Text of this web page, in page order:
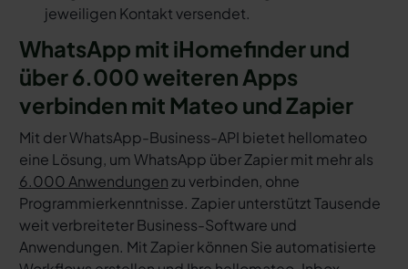
jeweiligen Kontakt versendet.
WhatsApp mit iHomefinder und
über 6.000 weiteren Apps
verbinden mit Mateo und Zapier
Mit der WhatsApp-Business-API bietet hellomateo
eine Lösung, um WhatsApp über Zapier mit mehr als
6.000 Anwendungenzu verbinden, ohne
Programmierkenntnisse. Zapier unterstützt Tausende
weit verbreiteter Business-Software und
Anwendungen. Mit Zapier können Sie automatisierte